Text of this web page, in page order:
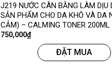
J219 NƯỚC CÂN BẰNG LÀM DỊU
SẢN PHẨM CHO DA KHÔ VÀ DA
CẢM) – CALMING TONER 200ML
750,000₫
ĐẶT MUA